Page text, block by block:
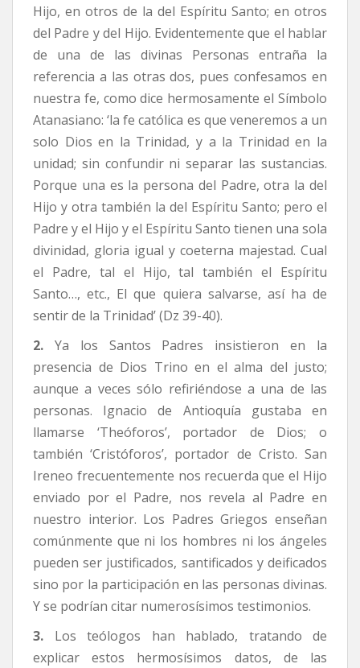
Hijo, en otros de la del Espíritu Santo; en otros
del Padre y del Hijo. Evidentemente que el hablar
de una de las divinas Personas entraña la
referencia a las otras dos, pues confesamos en
nuestra fe, como dice hermosamente el Símbolo
Atanasiano: ‘la fe católica es que veneremos a un
solo Dios en la Trinidad, y a la Trinidad en la
unidad; sin confundir ni separar las sustancias.
Porque una es la persona del Padre, otra la del
Hijo y otra también la del Espíritu Santo; pero el
Padre y el Hijo y el Espíritu Santo tienen una sola
divinidad, gloria igual y coeterna majestad. Cual
el Padre, tal el Hijo, tal también el Espíritu
Santo…, etc., El que quiera salvarse, así ha de
sentir de la Trinidad’ (Dz 39-40).
2. Ya los Santos Padres insistieron en la
presencia de Dios Trino en el alma del justo;
aunque a veces sólo refiriéndose a una de las
personas. Ignacio de Antioquía gustaba en
llamarse ‘Theóforos’, portador de Dios; o
también ‘Cristóforos’, portador de Cristo. San
Ireneo frecuentemente nos recuerda que el Hijo
enviado por el Padre, nos revela al Padre en
nuestro interior. Los Padres Griegos enseñan
comúnmente que ni los hombres ni los ángeles
pueden ser justificados, santificados y deificados
sino por la participación en las personas divinas.
Y se podrían citar numerosísimos testimonios.
3. Los teólogos han hablado, tratando de
explicar estos hermosísimos datos, de las